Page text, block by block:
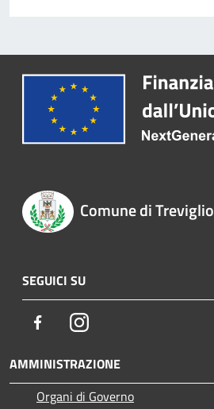
Comune di Treviglio
SEGUICI SU
FacebookInstagram
AMMINISTRAZIONE
Organi di Governo